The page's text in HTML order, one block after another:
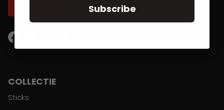
COLLECTIE
Sticks
Subscribe